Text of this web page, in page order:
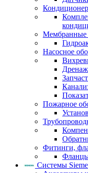
Мембранные
Насосное
Пожарное
Фитинги,
Системы